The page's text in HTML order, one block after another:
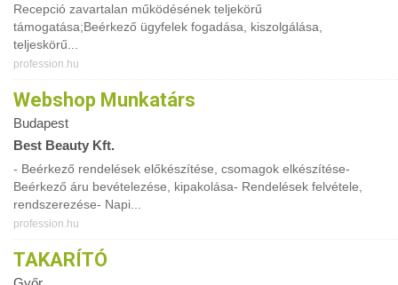
Recepció zavartalan működésének teljekörű
támogatása;Beérkező ügyfelek fogadása, kiszolgálása,
teljeskörű...
profession.hu
Webshop Munkatárs
Budapest
Best Beauty Kft.
- Beérkező rendelések előkészítése, csomagok elkészítése-
Beérkező áru bevételezése, kipakolása- Rendelések felvétele,
rendszerezése- Napi...
profession.hu
TAKARÍTÓ